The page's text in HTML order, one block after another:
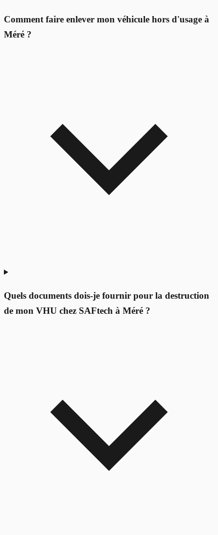
Comment faire enlever mon véhicule hors d'usage à
Méré ?
Quels documents dois-je fournir pour la destruction
de mon VHU chez SAFtech à Méré ?